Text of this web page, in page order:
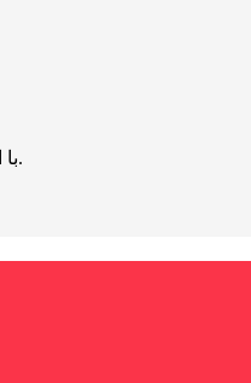
با استفاده از روش‌های زیر می‌توانید این صفحه را با دوستان خود به اشتراک بگذارید.